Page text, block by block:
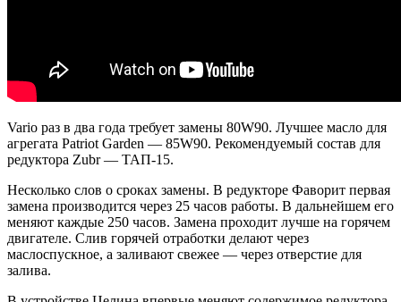
Vario раз в два года требует замены 80W90. Лучшее масло для
агрегата Patriot Garden — 85W90. Рекомендуемый состав для
редуктора Zubr — ТАП-15.
Несколько слов о сроках замены. В редукторе Фаворит первая
замена производится через 25 часов работы. В дальнейшем его
меняют каждые 250 часов. Замена проходит лучше на горячем
двигателе. Слив горячей отработки делают через
маслоспускное, а заливают свежее — через отверстие для
залива.